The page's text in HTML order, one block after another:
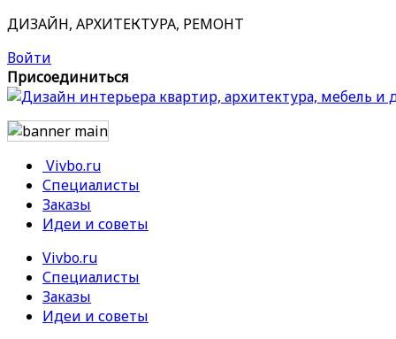
ДИЗАЙН, АРХИТЕКТУРА, РЕМОНТ
Войти
Присоединиться
Vivbo.ru
Специалисты
Заказы
Идеи и советы
Vivbo.ru
Специалисты
Заказы
Идеи и советы